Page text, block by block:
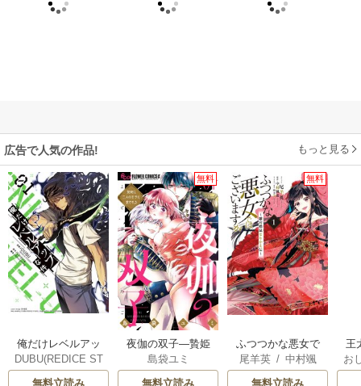
広告で人気の作品! もっと見る
俺だけレベルアッ
プな件
DUBU(REDICE ST
/ Chugong
無料立読み
無料
夜伽の双子―贄姫
は二人の王子に愛
される―
島袋ユミ
無料立読み
無料
ふつつかな悪女で
はございますが ～
雛宮蝶鼠とりかえ
尾羊英/ 中村颯
/ ゆき哉
無料立読み
王
こ
お